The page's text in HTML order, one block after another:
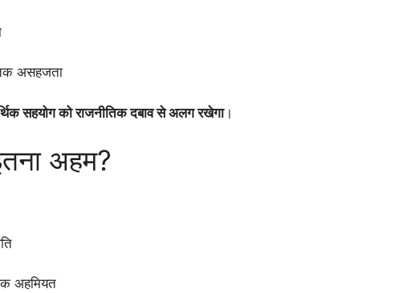
असहजता
सहयोग को राजनीतिक दबाव से अलग रखेगा।
अहम?
अहमियत